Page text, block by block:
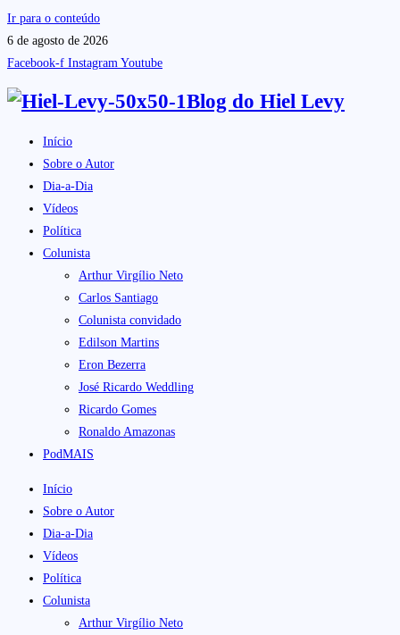
Ir para o conteúdo
6 de agosto de 2026
Facebook-f Instagram Youtube
Blog do Hiel Levy
Início
Sobre o Autor
Dia-a-Dia
Vídeos
Política
Colunista
Arthur Virgílio Neto
Carlos Santiago
Colunista convidado
Edilson Martins
Eron Bezerra
José Ricardo Weddling
Ricardo Gomes
Ronaldo Amazonas
PodMAIS
Início
Sobre o Autor
Dia-a-Dia
Vídeos
Política
Colunista
Arthur Virgílio Neto